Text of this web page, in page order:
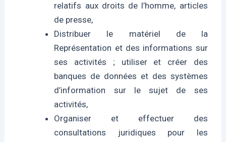
relatifs aux droits de l’homme, articles
de presse,
Distribuer le matériel de la
Représentation et des informations sur
ses activités ; utiliser et créer des
banques de données et des systèmes
d’information sur le sujet de ses
activités,
Organiser et effectuer des
consultations juridiques pour les